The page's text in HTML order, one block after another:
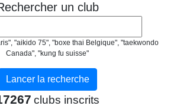
un club
"aikido 75", "boxe thai Belgique", "taekwondo
Canada", "kung fu suisse"
clubs inscrits